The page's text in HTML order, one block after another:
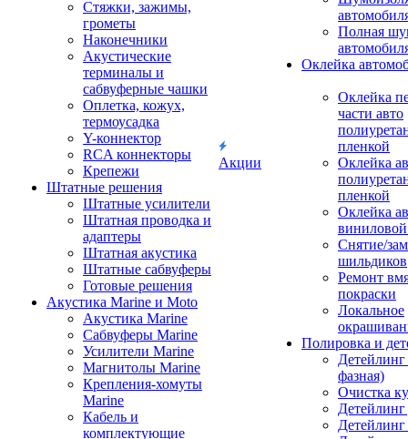
Стяжки, зажимы,
грометы
Наконечники
Акустические
терминалы и
сабвуферные чашки
Оплетка, кожух,
термоусадка
Y-коннектор
RCA коннекторы
Крепежи
Штатные решения
Штатные усилители
Штатная проводка и
адаптеры
Штатная акустика
Штатные сабвуферы
Готовые решения
Акустика Marine и Moto
Акустика Marine
Сабвуферы Marine
Усилители Marine
Магнитолы Marine
Крепления-хомуты
Marine
Кабель и
комплектующие
Акции
Полная
Оклейка
Оклейка
части авто
пленкой
Оклейка
пленкой
Оклейка
Снятие/
шильдиков
Ремонт
покраски
Локальное
Полировка и
фазная)
Очистка
Детейлинг